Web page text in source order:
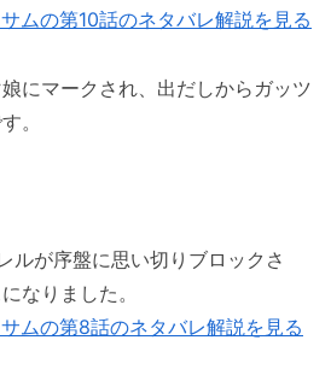
ムの第10話のネタバレ解説を見る
にマークされ、出だしからガッツ
。
ルが序盤に思い切りブロックさ
なりました。
ムの第8話のネタバレ解説を見る